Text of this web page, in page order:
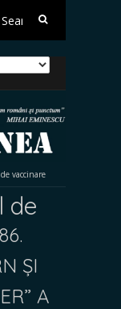
Search
vaccinare
de
ȘI
A